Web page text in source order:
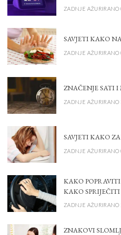
ZADNJE AŽURIRANO
SAVJETI KAKO
ZADNJE AŽURIRANO
ZNAČENJE SATI
ZADNJE AŽURIRANO
SAVJETI KAKO
ZADNJE AŽURIRANO
KAKO
KAKO
ZADNJE AŽURIRANO
ZNAKOVI